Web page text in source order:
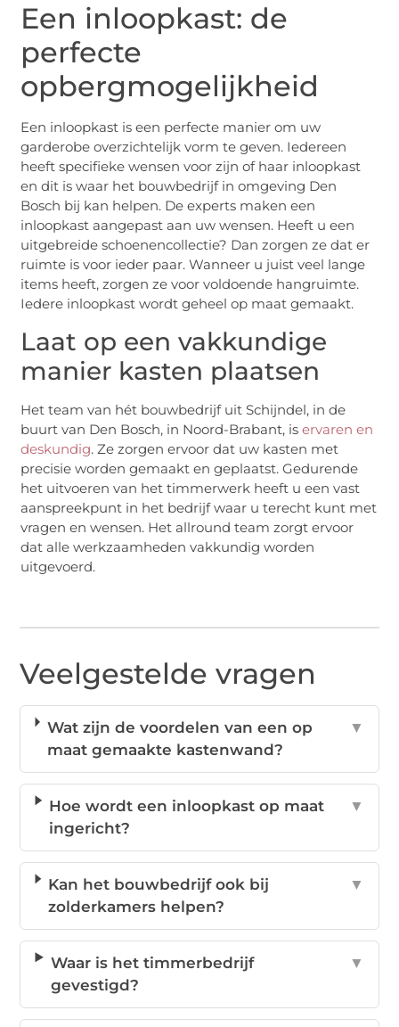
Een inloopkast: de
perfecte
opbergmogelijkheid
Een inloopkast is een perfecte manier om uw
garderobe overzichtelijk vorm te geven. Iedereen
heeft specifieke wensen voor zijn of haar inloopkast
en dit is waar het bouwbedrijf in omgeving Den
Bosch bij kan helpen. De experts maken een
inloopkast aangepast aan uw wensen. Heeft u een
uitgebreide schoenencollectie? Dan zorgen ze dat er
ruimte is voor ieder paar. Wanneer u juist veel lange
items heeft, zorgen ze voor voldoende hangruimte.
Iedere inloopkast wordt geheel op maat gemaakt.
Laat op een vakkundige
manier kasten plaatsen
Het team van hét bouwbedrijf uit Schijndel, in de
buurt van Den Bosch, in Noord-Brabant, iservaren en
deskundig. Ze zorgen ervoor dat uw kasten met
precisie worden gemaakt en geplaatst. Gedurende
het uitvoeren van het timmerwerk heeft u een vast
aanspreekpunt in het bedrijf waar u terecht kunt met
vragen en wensen. Het allround team zorgt ervoor
dat alle werkzaamheden vakkundig worden
uitgevoerd.
Veelgestelde vragen
Wat zijn de voordelen van een op
maat gemaakte kastenwand?
▼
Hoe wordt een inloopkast op maat
ingericht?
▼
Kan het bouwbedrijf ook bij
zolderkamers helpen?
▼
Waar is het timmerbedrijf
gevestigd?
▼